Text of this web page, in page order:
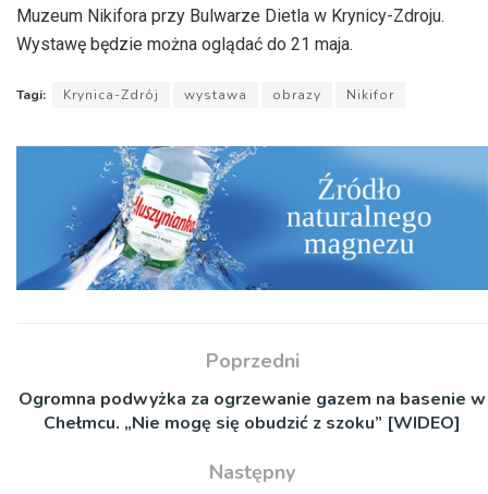
Muzeum Nikifora przy Bulwarze Dietla w Krynicy-Zdroju.
Wystawę będzie można oglądać do 21 maja.
Tagi: Krynica-Zdrój wystawa obrazy Nikifor
Poprzedni
Ogromna podwyżka za ogrzewanie gazem na basenie w
Chełmcu. „Nie mogę się obudzić z szoku” [WIDEO]
Następny